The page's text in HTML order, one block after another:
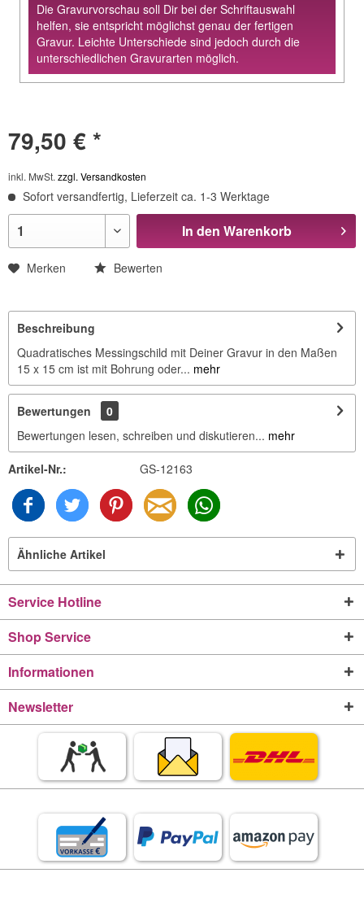
Die Gravurvorschau soll Dir bei der Schriftauswahl
helfen, sie entspricht möglichst genau der fertigen
Gravur. Leichte Unterschiede sind jedoch durch die
unterschiedlichen Gravurarten möglich.
79,50 € *
inkl. MwSt. zzgl. Versandkosten
Sofort versandfertig, Lieferzeit ca. 1-3 Werktage
In den Warenkorb
Merken Bewerten
Beschreibung
Quadratisches Messingschild mit Deiner Gravur in den Maßen
15 x 15 cm ist mit Bohrung oder... mehr
Bewertungen
0
Bewertungen lesen, schreiben und diskutieren... mehr
Artikel-Nr.: GS-12163
Ähnliche Artikel
Service Hotline
Shop Service
Informationen
Newsletter